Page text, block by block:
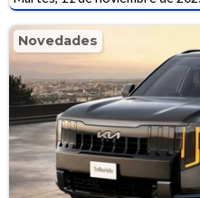
Novedades